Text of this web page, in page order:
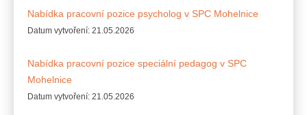
Nabídka pracovní pozice psycholog v SPC Mohelnice
Datum vytvoření: 21.05.2026
Nabídka pracovní pozice speciální pedagog v SPC
Mohelnice
Datum vytvoření: 21.05.2026